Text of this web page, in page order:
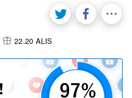
22.20 ALIS